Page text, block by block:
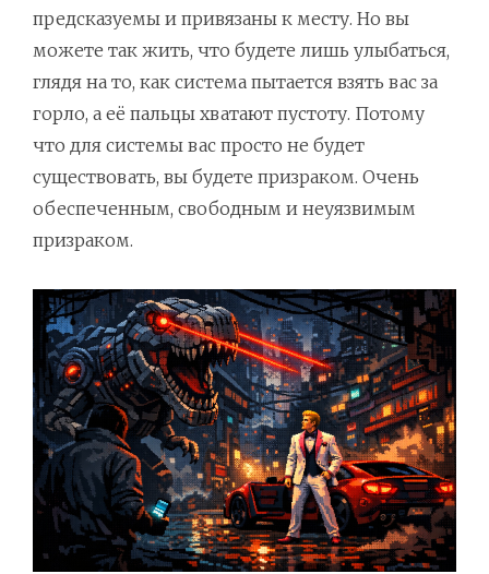
предсказуемы и привязаны к месту. Но вы
можете так жить, что будете лишь улыбаться,
глядя на то, как система пытается взять вас за
горло, а её пальцы хватают пустоту. Потому
что для системы вас просто не будет
существовать, вы будете призраком. Очень
обеспеченным, свободным и неуязвимым
призраком.